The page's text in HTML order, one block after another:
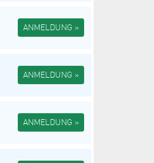
ANMELDUNG »
ANMELDUNG »
ANMELDUNG »